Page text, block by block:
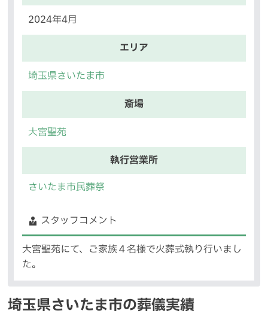
2024年4月
エリア
埼玉県さいたま市
斎場
大宮聖苑
執行営業所
さいたま市民葬祭
スタッフコメント
大宮聖苑にて、ご家族４名様で火葬式執り行いまし
た。
埼玉県さいたま市の葬儀実績